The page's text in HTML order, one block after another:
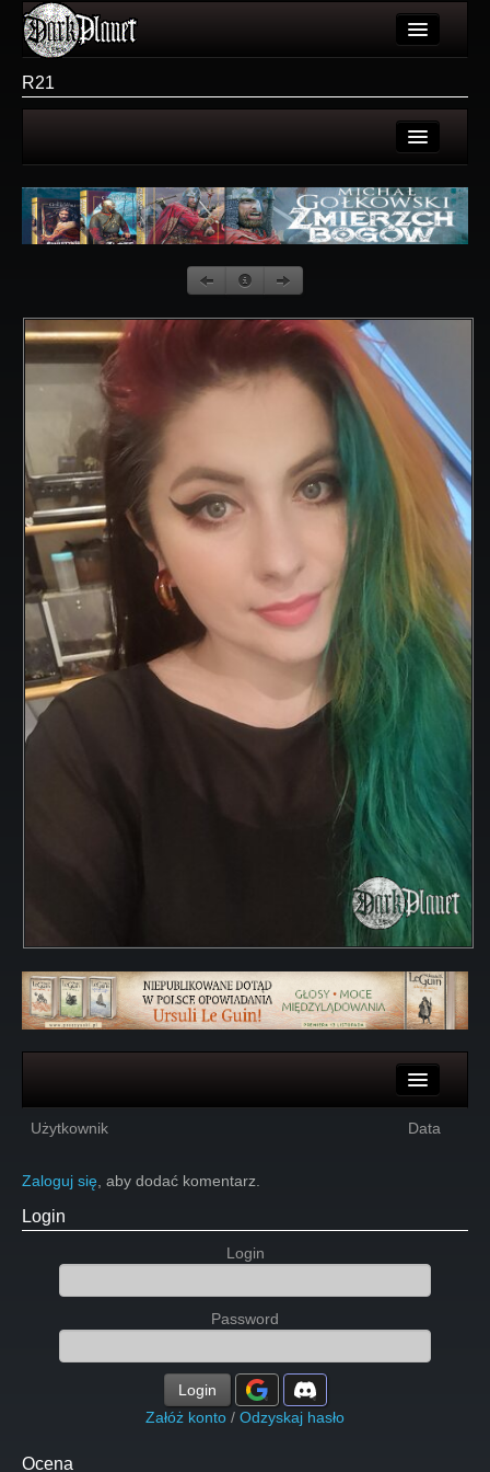
Użytkownicy
Galeria
Forum
Login
R21
Galerie użytkownika
Użytkownik Data
Zaloguj się , aby dodać komentarz.
Login
Login
Password
Login
Załóż konto / Odzyskaj hasło
Ocena